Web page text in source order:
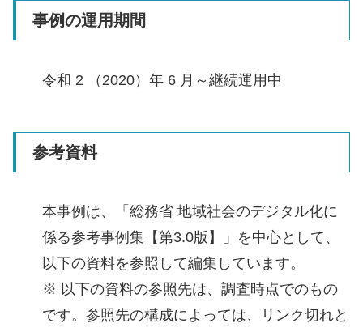
事例の運用期間
令和 2 （2020）年 6 月～継続運用中
参考資料
本事例は、「総務省 地域社会のデジタル化に
係る参考事例集【第3.0版】」を中心として、
以下の資料を参照して編集しています。
※ 以下の資料の参照先は、調査時点でのもの
です。参照先の構成によっては、リンク切れと